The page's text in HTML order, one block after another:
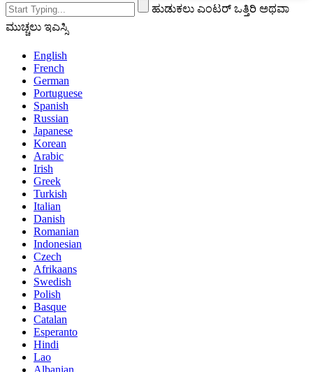
ಹುಡುಕಲು ಎಂಟರ್ ಒತ್ತಿರಿ ಅಥವಾ
ಮುಚ್ಚಲು ಇಎಸ್ಸಿ
English
French
German
Portuguese
Spanish
Russian
Japanese
Korean
Arabic
Irish
Greek
Turkish
Italian
Danish
Romanian
Indonesian
Czech
Afrikaans
Swedish
Polish
Basque
Catalan
Esperanto
Hindi
Lao
Albanian